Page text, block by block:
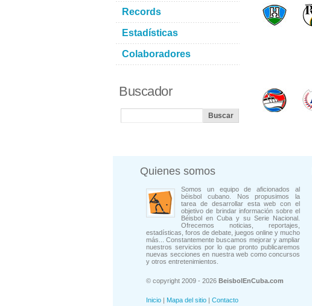
Records
Estadísticas
Colaboradores
Buscador
Quienes somos
Somos un equipo de aficionados al
béisbol cubano. Nos propusimos la
tarea de desarrollar esta web con el
objetivo de brindar información sobre el
Béisbol en Cuba y su Serie Nacional.
Ofrecemos noticias, reportajes,
estadísticas, foros de debate, juegos online y mucho
más... Constantemente buscamos mejorar y ampliar
nuestros servicios por lo que pronto publicaremos
nuevas secciones en nuestra web como concursos
y otros entretenimientos.
© copyright 2009 - 2026 BeisbolEnCuba.com
Inicio | Mapa del sitio | Contacto